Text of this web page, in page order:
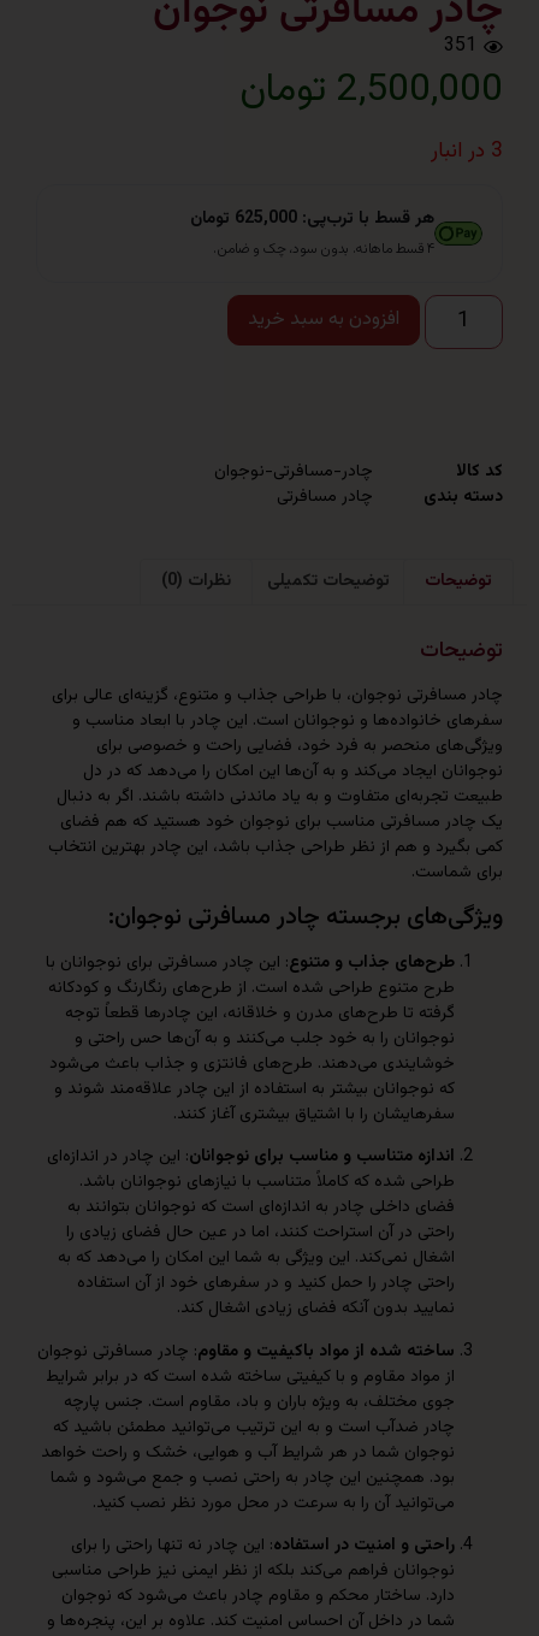
تومان
هر قسط با ترب‌پی: 625,000 تومان
افزودن به سبد خرید
چادر-مسافرتی-نوجوان
چادر مسافرتی
توضیحات تکمیلی نظرات (0)
نوجوان، با طراحی‌ جذاب و متنوع، گزینه‌ای عالی برای
خانواده‌ها و نوجوانان است. این چادر با ابعاد مناسب و
منحصر به فرد خود، فضایی راحت و خصوصی برای
ایجاد می‌کند و به آن‌ها این امکان را می‌دهد که در دل
متفاوت و به یاد ماندنی داشته باشند. اگر به دنبال
مسافرتی مناسب برای نوجوان خود هستید که هم فضای
و هم از نظر طراحی جذاب باشد، این چادر بهترین انتخاب
برجسته چادر مسافرتی نوجوان:
طرح‌های جذاب و متنوع: این چادر مسافرتی برای نوجوانان با
طرح‌ متنوع طراحی شده است. از طرح‌های رنگارنگ و کودکانه
گرفته تا طرح‌های مدرن و خلاقانه، این چادرها قطعاً توجه
نوجوانان را به خود جلب می‌کنند و به آن‌ها حس راحتی و
خوشایندی می‌دهند. طرح‌های فانتزی و جذاب باعث می‌شود
که نوجوانان بیشتر به استفاده از این چادر علاقه‌مند شوند و
سفرهایشان را با اشتیاق بیشتری آغاز کنند.
اندازه متناسب و مناسب برای نوجوانان: این چادر در اندازه‌ای
طراحی شده که کاملاً متناسب با نیازهای نوجوانان باشد.
فضای داخلی چادر به اندازه‌ای است که نوجوانان بتوانند به
راحتی در آن استراحت کنند، اما در عین حال فضای زیادی را
اشغال نمی‌کند. این ویژگی به شما این امکان را می‌دهد که به
راحتی چادر را حمل کنید و در سفرهای خود از آن استفاده
نمایید بدون آنکه فضای زیادی اشغال کند.
ساخته شده از مواد باکیفیت و مقاوم: چادر مسافرتی نوجوان
از مواد مقاوم و با کیفیتی ساخته شده است که در برابر شرایط
جوی مختلف، به ویژه باران و باد، مقاوم است. جنس پارچه
چادر ضدآب است و به این ترتیب می‌توانید مطمئن باشید که
نوجوان شما در هر شرایط آب و هوایی، خشک و راحت خواهد
بود. همچنین این چادر به راحتی نصب و جمع می‌شود و شما
می‌توانید آن را به سرعت در محل مورد نظر نصب کنید.
راحتی و امنیت در استفاده : این چادر نه تنها راحتی را برای
نوجوانان فراهم می‌کند بلکه از نظر ایمنی نیز طراحی مناسبی
دارد. ساختار محکم و مقاوم چادر باعث می‌شود که نوجوان
شما در داخل آن احساس امنیت کند. علاوه بر این، پنجره‌ها و